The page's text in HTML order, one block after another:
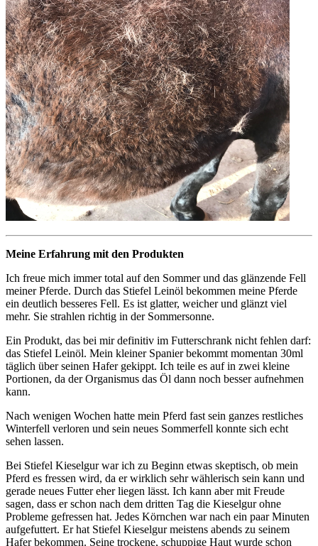
Meine Erfahrung mit den Produkten
Ich freue mich immer total auf den Sommer und das glänzende Fell
meiner Pferde. Durch das Stiefel Leinöl bekommen meine Pferde
ein deutlich besseres Fell. Es ist glatter, weicher und glänzt viel
mehr. Sie strahlen richtig in der Sommersonne.
Ein Produkt, das bei mir definitiv im Futterschrank nicht fehlen darf:
das Stiefel Leinöl. Mein kleiner Spanier bekommt momentan 30ml
täglich über seinen Hafer gekippt. Ich teile es auf in zwei kleine
Portionen, da der Organismus das Öl dann noch besser aufnehmen
kann.
Nach wenigen Wochen hatte mein Pferd fast sein ganzes restliches
Winterfell verloren und sein neues Sommerfell konnte sich echt
sehen lassen.
Bei Stiefel Kieselgur war ich zu Beginn etwas skeptisch, ob mein
Pferd es fressen wird, da er wirklich sehr wählerisch sein kann und
gerade neues Futter eher liegen lässt. Ich kann aber mit Freude
sagen, dass er schon nach dem dritten Tag die Kieselgur ohne
Probleme gefressen hat. Jedes Körnchen war nach ein paar Minuten
aufgefuttert. Er hat Stiefel Kieselgur meistens abends zu seinem
Hafer bekommen. Seine trockene, schuppige Haut wurde schon